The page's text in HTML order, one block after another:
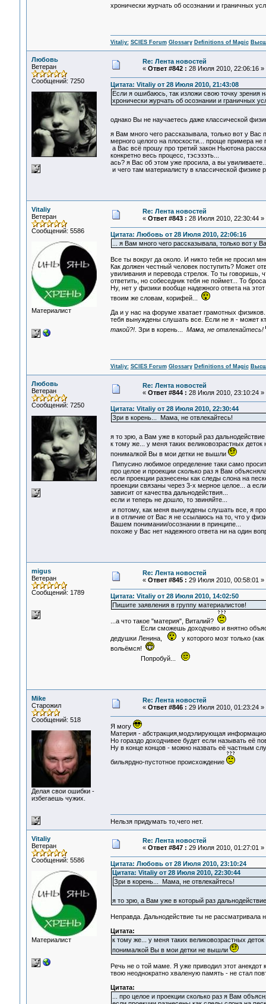
хронически журчать об осознании и граничных
Vitaliy: SCIES Forum Glossary Definitions of Magic
Любовь
Ветеран
Сообщений: 7250
Re: Лента новостей
« Ответ #842 : 28 Июля 2010, 22:06:16 »
Цитата: Vitaliy от 28 Июля 2010, 21:43:08
Если я ошибаюсь, так изложи свою точку зрения
хронически журчать об осознании и граничных
однако Вы не научаетесь даже классической
я Вам много чего рассказывала, только вот у Вас
мерного целого на плоскости... проще примера
а Вас всё прошу про третий закон Ньютона
конкретно весь процесс, тэсэзэть...
ась? я Вас об этом уже просила, а вы
и чего там материалисту в классической физике
Vitaliy
Ветеран
Сообщений: 5586
Материалист
Re: Лента новостей
« Ответ #843 : 28 Июля 2010, 22:30:44 »
Цитата: Любовь от 28 Июля 2010, 22:06:16
... я Вам много чего рассказывала, только вот у
Все ты вокруг да около. И никто тебя не просил
Как должен честный человек поступить? Может
увиливания и перевода стрелок. То ты говоришь,
ответить, но собеседник тебя не поймет... То
Ну, нет у физики вообще надежного ответа на
твоим же словам, корифей...
Да и у нас на форуме хватает грамотных
тебя вынуждены слушать все. Если не я - может
такой?!. Зри в корень... Мама, не отвлекайтесь!
Vitaliy: SCIES Forum Glossary Definitions of Magic
Любовь
Ветеран
Сообщений: 7250
Re: Лента новостей
« Ответ #844 : 28 Июля 2010, 23:10:24 »
Цитата: Vitaliy от 28 Июля 2010, 22:30:44
Зри в корень... Мама, не отвлекайтесь!
я то зрю, а Вам уже в который раз
к тому же... у меня таких великовозрастных
понималкой Вы в мои детки не вышли
Пипусино любимое определение таки само
про целое и проекции сколько раз я Вам
если проекции разнесены как следы слона на
проекции связаны через 3-х мерное целое... а
зависит от качества дальнодействия...
если и теперь не дошло, то звиняйте...
и потому, как меня вынуждены слушать все, я
и в отличие от Вас я не ссылаюсь на то, что у
Вашем понимании/осознании в принципе...
похоже у Вас нет надежного ответа ни на один
migus
Ветеран
Сообщений: 1789
Re: Лента новостей
« Ответ #845 : 29 Июля 2010, 00:58:01 »
Цитата: Vitaliy от 28 Июля 2010, 14:02:50
Пишите заявления в группу материалистов!
...а что такое "материя", Виталий?
Если сможешь доходчиво и внятно
дедушки Ленина,
у которого мозг только
вольёмся!
Попробуй...
Mike
Старожил
Сообщений: 518
Делая свои ошибки -
избегаешь чужих.
Re: Лента новостей
« Ответ #846 : 29 Июля 2010, 01:23:24 »
Я могу
Материя - абстракция,модэлирующая
Но гораздо доходчивее будет если называть её
Ну в конце концов - можно назвать её частным
бильярдно-пустотное происхождение
Нельзя придумать то,чего нет.
Vitaliy
Ветеран
Сообщений: 5586
Материалист
Re: Лента новостей
« Ответ #847 : 29 Июля 2010, 01:27:01 »
Цитата: Любовь от 28 Июля 2010, 23:10:24
Цитата: Vitaliy от 28 Июля 2010, 22:30:44
Зри в корень... Мама, не отвлекайтесь!
я то зрю, а Вам уже в который раз
Неправда. Дальнодействие ты не рассматривала
Цитата:
к тому же... у меня таких великовозрастных
понималкой Вы в мои детки не вышли
Речь не о той маме. Я уже приводил этот анекдот
твою неоднократно хваленую память - не стал
Цитата:
... про целое и проекции сколько раз я Вам